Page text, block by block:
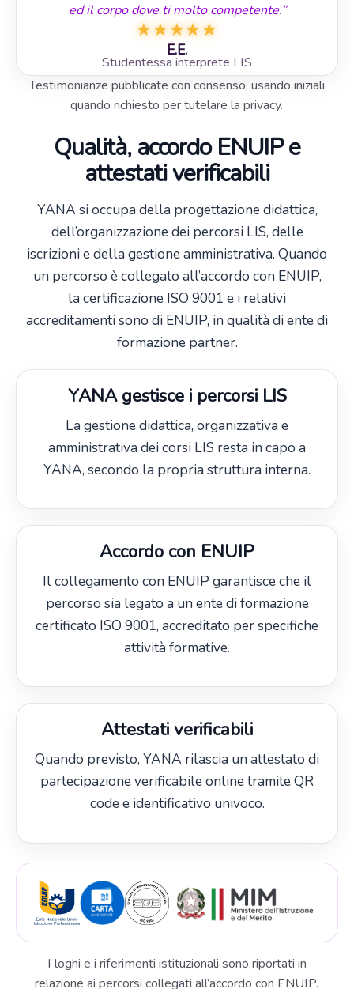
ed il corpo dove ti molto competente.”
★★★★★
E.E.
Studentessa interprete LIS
Testimonianze pubblicate con consenso, usando iniziali
quando richiesto per tutelare la privacy.
Qualità, accordo ENUIP e
attestati verificabili
YANA si occupa della progettazione didattica,
dell’organizzazione dei percorsi LIS, delle
iscrizioni e della gestione amministrativa. Quando
un percorso è collegato all’accordo con ENUIP,
la certificazione ISO 9001 e i relativi
accreditamenti sono di ENUIP, in qualità di ente di
formazione partner.
YANA gestisce i percorsi LIS
La gestione didattica, organizzativa e
amministrativa dei corsi LIS resta in capo a
YANA, secondo la propria struttura interna.
Accordo con ENUIP
Il collegamento con ENUIP garantisce che il
percorso sia legato a un ente di formazione
certificato ISO 9001, accreditato per specifiche
attività formative.
Attestati verificabili
Quando previsto, YANA rilascia un attestato di
partecipazione verificabile online tramite QR
code e identificativo univoco.
I loghi e i riferimenti istituzionali sono riportati in
relazione ai percorsi collegati all’accordo con ENUIP.